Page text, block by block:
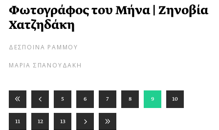
Φωτογράφος του Μήνα | Ζηνοβία
Χατζηδάκη
ΔΕΣΠΟΙΝΑ ΡΑΜΜΟΥ
ΜΑΡΙΑ ΣΠΑΝΟΥΔΑΚΗ
5 6 7 8 9 10
11 12 13